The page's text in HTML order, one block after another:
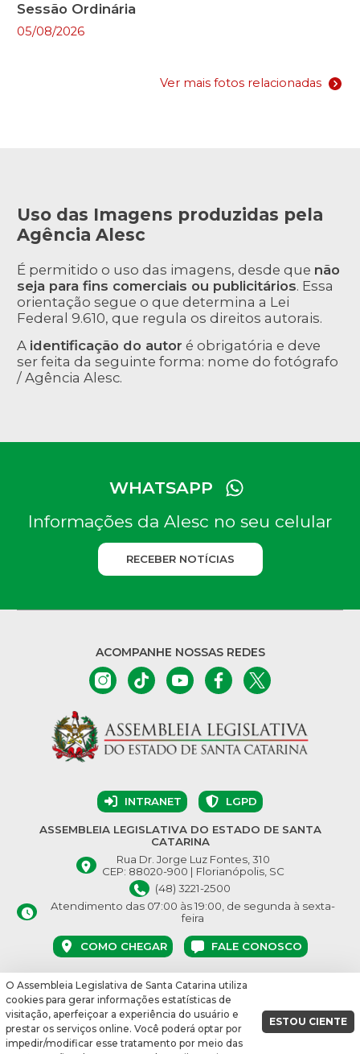
Sessão Ordinária
05/08/2026
Ver mais fotos relacionadas
Uso das Imagens produzidas pela
Agência Alesc
É permitido o uso das imagens, desde que não
seja para fins comerciais ou publicitários. Essa
orientação segue o que determina a Lei
Federal 9.610, que regula os direitos autorais.
A identificação do autor é obrigatória e deve
ser feita da seguinte forma: nome do fotógrafo
/ Agência Alesc.
WHATSAPP
Informações da Alesc no seu celular
RECEBER NOTÍCIAS
ACOMPANHE NOSSAS REDES
INTRANET LGPD
ASSEMBLEIA LEGISLATIVA DO ESTADO DE SANTA
CATARINA
Rua Dr. Jorge Luz Fontes, 310
CEP: 88020-900 | Florianópolis, SC
(48) 3221-2500
Atendimento das 07:00 às 19:00, de segunda à sexta-
feira
COMO CHEGAR FALE CONOSCO
© Assembleia Legislativa do Estado de Santa Catarina 2026.
Desenvolvido por:
vbuild 17609
O Assembleia Legislativa de Santa Catarina utiliza
cookies para gerar informações estatísticas de
visitação, aperfeiçoar a experiência do usuário e
prestar os serviços online. Você poderá optar por
impedir/modificar esse tratamento por meio das
ESTOU CIENTE